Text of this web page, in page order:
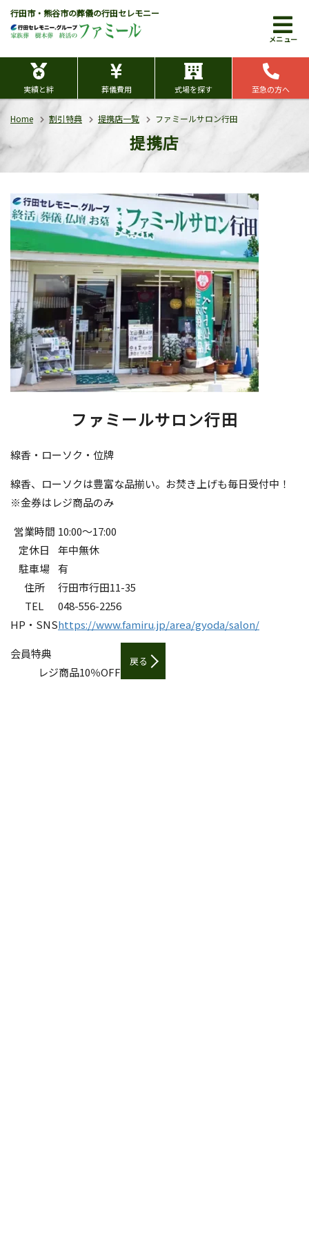
行田市・熊谷市の葬儀の行田セレモニー
メニュー
実績と絆 葬儀費用 式場を探す 至急の方へ
Home 割引特典 提携店一覧 ファミールサロン行田
提携店
ファミールサロン行田
線香・ローソク・位牌
線香、ローソクは豊富な品揃い。お焚き上げも毎日受付中！
※金券はレジ商品のみ
営業時間 10:00～17:00
定休日
年中無休
駐車場 有
住所
行田市行田11-35
TEL
048-556-2256
HP・SNShttps://www.famiru.jp/area/gyoda/salon/
会員特典
レジ商品10％OFF
戻る